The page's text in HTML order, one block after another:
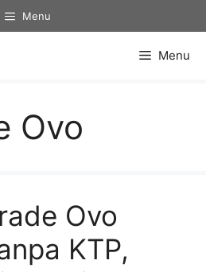
Menu
Menu
Ovo
Ovo
KTP,